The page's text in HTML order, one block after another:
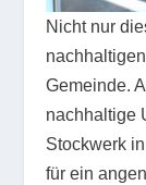
Nicht nur
Gemeinde.
nachhaltige
Stockwerk
für ein